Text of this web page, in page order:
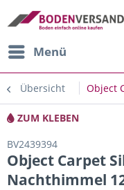
Menü
Übersicht Object
ZUM KLEBEN
BV2439394
Object Carpet
Nachthimmel